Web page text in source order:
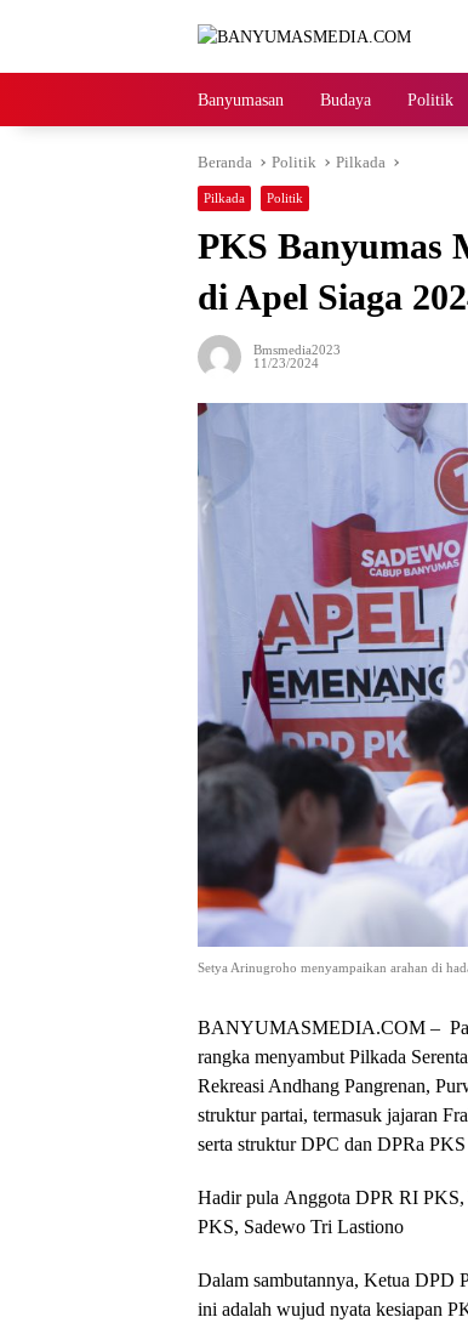
Banyumasan Budaya Politik
Beranda Politik Pilkada
Pilkada Politik
PKS Banyumas
di Apel Siaga
Bmsmedia2023
11/23/2024
Setya Arinugroho menyampaikan arahan di
BANYUMASMEDIA.COM –
rangka menyambut Pilkada
Rekreasi Andhang Pangrenan,
struktur partai, termasuk jajaran
serta struktur DPC dan DPRa
Hadir pula Anggota DPR RI
PKS, Sadewo Tri Lastiono
Dalam sambutannya, Ketua DPD
ini adalah wujud nyata kesiapan